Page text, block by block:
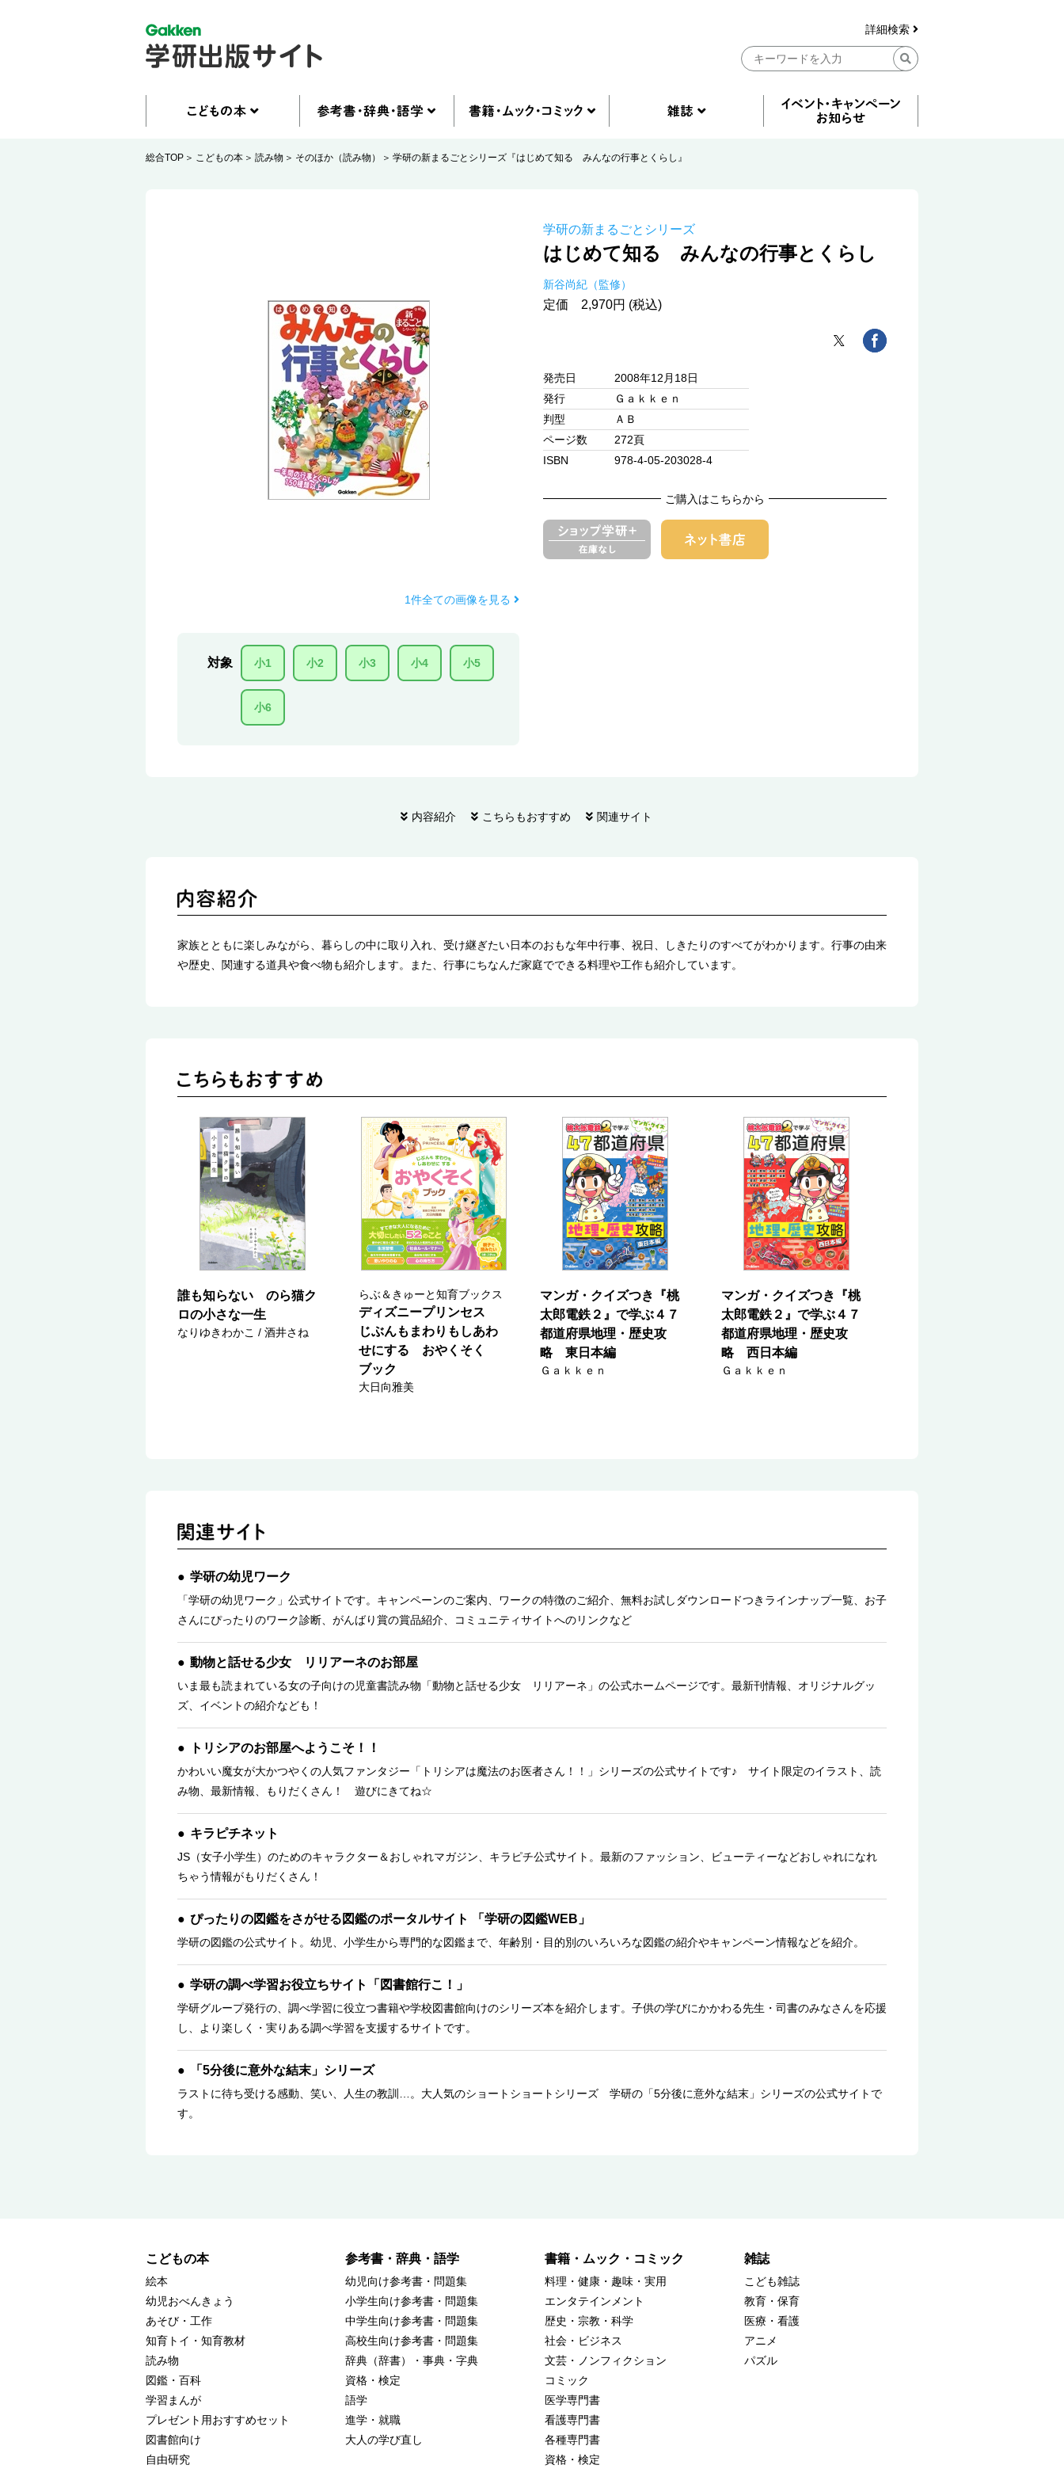
詳細検索
総合TOP こどもの本 読み物 そのほか（読み物） 学研の新まるごとシリーズ『はじめて知る みんなの行事とくらし』
1件全ての画像を見る
対象 小1 小2 小3 小4 小5
小6
学研の新まるごとシリーズ
はじめて知る みんなの行事とくらし
新谷尚紀（監修）
定価 2,970円 (税込)
発売日
2008年12月18日
発行
Ｇａｋｋｅｎ
判型
ＡＢ
ページ数
272頁
ISBN
978-4-05-203028-4
ご購入はこちらから
内容紹介 こちらもおすすめ 関連サイト
家族とともに楽しみながら、暮らしの中に取り入れ、受け継ぎたい日本のおもな年中行事、祝日、しきたりのすべてがわかります。行事の由来
や歴史、関連する道具や食べ物も紹介します。また、行事にちなんだ家庭でできる料理や工作も紹介しています。
誰も知らない のら猫ク
ロの小さな一生
なりゆきわかこ / 酒井さね
らぶ＆きゅーと知育ブックス
ディズニープリンセス
じぶんもまわりもしあわ
せにする おやくそく
ブック
大日向雅美
マンガ・クイズつき『桃
太郎電鉄２』で学ぶ４７
都道府県地理・歴史攻
略 東日本編
Ｇａｋｋｅｎ
マンガ・クイズつき『桃
太郎電鉄２』で学ぶ４７
都道府県地理・歴史攻
略 西日本編
Ｇａｋｋｅｎ
学研の幼児ワーク
「学研の幼児ワーク」公式サイトです。キャンペーンのご案内、ワークの特徴のご紹介、無料お試しダウンロードつきラインナップ一覧、お子
さんにぴったりのワーク診断、がんばり賞の賞品紹介、コミュニティサイトへのリンクなど
動物と話せる少女 リリアーネのお部屋
いま最も読まれている女の子向けの児童書読み物「動物と話せる少女 リリアーネ」の公式ホームページです。最新刊情報、オリジナルグッ
ズ、イベントの紹介なども！
トリシアのお部屋へようこそ！！
かわいい魔女が大かつやくの人気ファンタジー「トリシアは魔法のお医者さん！！」シリーズの公式サイトです♪ サイト限定のイラスト、読
み物、最新情報、もりだくさん！ 遊びにきてね☆
キラピチネット
JS（女子小学生）のためのキャラクター＆おしゃれマガジン、キラピチ公式サイト。最新のファッション、ビューティーなどおしゃれになれ
ちゃう情報がもりだくさん！
ぴったりの図鑑をさがせる図鑑のポータルサイト 「学研の図鑑WEB」
学研の図鑑の公式サイト。幼児、小学生から専門的な図鑑まで、年齢別・目的別のいろいろな図鑑の紹介やキャンペーン情報などを紹介。
学研の調べ学習お役立ちサイト「図書館行こ！」
学研グループ発行の、調べ学習に役立つ書籍や学校図書館向けのシリーズ本を紹介します。子供の学びにかかわる先生・司書のみなさんを応援
し、より楽しく・実りある調べ学習を支援するサイトです。
「5分後に意外な結末」シリーズ
ラストに待ち受ける感動、笑い、人生の教訓…。大人気のショートショートシリーズ 学研の「5分後に意外な結末」シリーズの公式サイトで
す。
こどもの本
絵本
幼児おべんきょう
あそび・工作
知育トイ・知育教材
読み物
図鑑・百科
学習まんが
プレゼント用おすすめセット
図書館向け
自由研究
参考書・辞典・語学
幼児向け参考書・問題集
小学生向け参考書・問題集
中学生向け参考書・問題集
高校生向け参考書・問題集
辞典（辞書）・事典・字典
資格・検定
語学
進学・就職
大人の学び直し
書籍・ムック・コミック
料理・健康・趣味・実用
エンタテインメント
歴史・宗教・科学
社会・ビジネス
文芸・ノンフィクション
コミック
医学専門書
看護専門書
各種専門書
資格・検定
雑誌
こども雑誌
教育・保育
医療・看護
アニメ
パズル